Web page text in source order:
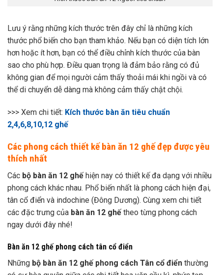
Lưu ý rằng những kích thước trên đây chỉ là những kích
thước phổ biến cho bạn tham khảo. Nếu bạn có diện tích lớn
hơn hoặc ít hơn, bạn có thể điều chỉnh kích thước của bàn
sao cho phù hợp. Điều quan trọng là đảm bảo rằng có đủ
không gian để mọi người cảm thấy thoải mái khi ngồi và có
thể di chuyển dễ dàng mà không cảm thấy chật chội.
>>> Xem chi tiết: Kích thước bàn ăn tiêu chuẩn
2,4,6,8,10,12 ghế
Các phong cách thiết kế bàn ăn 12 ghế đẹp được yêu
thích nhất
Các bộ bàn ăn 12 ghếhiện nay có thiết kế đa dạng với nhiều
phong cách khác nhau. Phổ biến nhất là phong cách hiện đại,
tân cổ điển và indochine (Đông Dương). Cùng xem chi tiết
các đặc trưng của bàn ăn 12 ghếtheo từng phong cách
ngay dưới đây nhé!
Bàn ăn 12 ghế phong cách tân cổ điển
Những bộ bàn ăn 12 ghế phong cách Tân cổ điển thường